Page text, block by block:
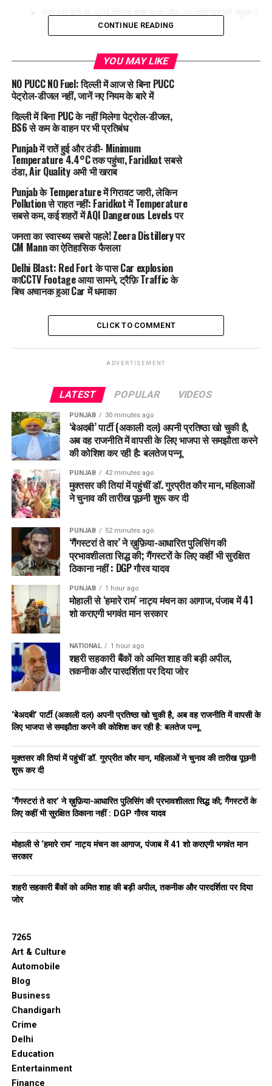
रात 10 बजे से AQI गिरना शुरू हुआ और 20 अक्टूबर की सुबह 3
था।
दिवाली के दिन दिल्ली का औसत AQI400+
ग्रीन पटाखों की अनुमति थी औरGRAP (Graded
Response Action Plan)लागू था।
हवा खराब होने के मुख्य कारण:
दिवाली के पटाखे
दिल्ली में वाहनों की भीड़
आसपास के ग्रामीण इलाकों में पराली जलाना
सर्दी की ठंडी हवा, जो प्रदूषण को ऊपर नहीं जाने देती
सर्दियों में प्रदूषण क्यों बढ़ता है?
सर्दियों में धरती की सतह से रात में गर्मी ऊपर की हवा में बंद हो जाती है।
इससेलोअर ग्राउंड इनवर्जन लेयर (Lower Ground Inversion
Layer)बनती है।
इस लेयर के कारण हवा ऊपर नहीं उठ पाती और प्रदूषण वहीं लॉक हो जाता
है। दोपहर में सूरज की गर्मी बढ़ने पर यह लेयर ऊपर उठती है और प्रदूषण
भी ऊपर चला जाता है।
गंभीर असर डालता है।
क्या यह सिर्फ भारत में होता है?
सर्दियों में एयर पॉल्यूशन का बढ़ना दुनिया के कई हिस्सों में होता है।
मेक्सिको (Mexico City), यूएस (Oklahoma), रूस
(Krasnoyarsk), पोलैंड (Orzeje), मिस्र (Cairo)
ऐतिहासिक उदाहरण:
कोयला जलाने से भारी स्मॉग और धुंध
12,000+ लोगों की मौत, लाखों बीमार
चीन में भी सर्दियों में पॉल्यूशन रेड अलर्ट जारी होता है।
लेकिन जरूरी नहीं कि हर ठंडे देश में प्रदूषण बढ़े। अगर पॉल्यूशन न पैदा हो,
तो ठंड में भी हवा साफ रहती है।
उदाहरण: आइसलैंड, फिनलैंड, कनाडा, न्यूजीलैंड, डेनमार्क
सर्दी:प्रदूषण लोअर एटमॉस्फेयर में लॉक → दिखाई देता है, ज्यादा
गर्मी:प्रदूषण ऊपरी लेयर में → सीधे असर नहीं करता।
सर्दियों में लोग सांस लेने में दिक्कत, आंखों में जलन और स्किन पर खुजली
महसूस करते हैं। अस्थमा के मरीजों के लिए सर्दी खतरनाक है।
बारिश और प्रदूषण
बारिश से हवा में मौजूद प्रदूषक पानी में घुल जाते हैं।
सल्फर, कार्बन और नाइट्रोजन प्रदूषक मिट्टी में मिल जाते हैं।
घर की हवा पर असर
बाहर की प्रदूषित हवा घर के अंदर भी फैलती है।
खराब वेंटिलेशन होने पर प्रदूषक घर में जमा हो जाते हैं।
उपाय: घर के आसपास हवादार पेड़ लगाना, एयर फिल्टर का
उपयोग।
CONTINUE READING
YOU MAY LIKE
NO PUCC NO Fuel: दिल्ली में आज से बिना PUCC
पेट्रोल-डीजल नहीं, जानें नए नियम के बारे में
दिल्ली में बिना PUC के नहीं मिलेगा पेट्रोल-डीजल,
BS6 से कम के वाहन पर भी प्रतिबंध
Punjab में रातें हुई और ठंडी- Minimum
Temperature 4.4°C तक पहुंचा, Faridkot सबसे
ठंडा, Air Quality अभी भी खराब
Punjab के Temperature में गिरावट जारी, लेकिन
Pollution से राहत नहीं: Faridkot में Temperature
सबसे कम, कई शहरों में AQI Dangerous Levels पर
जनता का स्वास्थ्य सबसे पहले! Zeera Distillery पर
CM Mann का ऐतिहासिक फैसला
Delhi Blast: Red Fort के पास Car explosion
काCCTV Footage आया सामने, ट्रैफ़ि Traffic के
बिच अचानक हुआ Car में धमाका
CLICK TO COMMENT
ADVERTISEMENT
LATEST POPULAR VIDEOS
PUNJAB 30 minutes ago
‘बेअदबी’ पार्टी (अकाली दल) अपनी प्रतिष्ठा खो चुकी है,
अब वह राजनीति में वापसी के लिए भाजपा से समझौता करने
की कोशिश कर रही है: बलतेज पन्नू
PUNJAB 42 minutes ago
मुक्तसर की तियां में पहुंचीं डॉ. गुरप्रीत कौर मान, महिलाओं
ने चुनाव की तारीख पूछनी शुरू कर दी
PUNJAB 52 minutes ago
‘गैंगस्टरां ते वार’ ने ख़ुफ़िया-आधारित पुलिसिंग की
प्रभावशीलता सिद्ध की; गैंगस्टरों के लिए कहीं भी सुरक्षित
ठिकाना नहीं : DGP गौरव यादव
PUNJAB 1 hour ago
मोहाली से ‘हमारे राम’ नाट्य मंचन का आगाज, पंजाब में 41
शो कराएगी भगवंत मान सरकार
NATIONAL 1 hour ago
शहरी सहकारी बैंकों को अमित शाह की बड़ी अपील,
तकनीक और पारदर्शिता पर दिया जोर
‘बेअदबी’ पार्टी (अकाली दल) अपनी प्रतिष्ठा खो चुकी है, अब वह राजनीति में वापसी के
लिए भाजपा से समझौता करने की कोशिश कर रही है: बलतेज पन्नू
मुक्तसर की तियां में पहुंचीं डॉ. गुरप्रीत कौर मान, महिलाओं ने चुनाव की तारीख पूछनी
शुरू कर दी
‘गैंगस्टरां ते वार’ ने ख़ुफ़िया-आधारित पुलिसिंग की प्रभावशीलता सिद्ध की; गैंगस्टरों के
लिए कहीं भी सुरक्षित ठिकाना नहीं : DGP गौरव यादव
मोहाली से ‘हमारे राम’ नाट्य मंचन का आगाज, पंजाब में 41 शो कराएगी भगवंत मान
सरकार
शहरी सहकारी बैंकों को अमित शाह की बड़ी अपील, तकनीक और पारदर्शिता पर दिया
जोर
7265
Art & Culture
Automobile
Blog
Business
Chandigarh
Crime
Delhi
Education
Entertainment
Finance